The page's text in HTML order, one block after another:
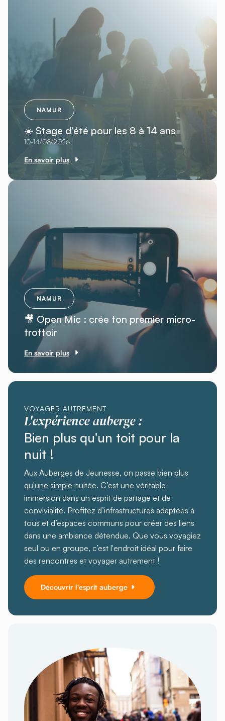
NAMUR
☀️ Stage d’été pour les 8 à 14 ans
10-14/08/2026
En savoir plus
NAMUR
🎥 Open Mic : crée ton premier micro-
trottoir
En savoir plus
VOYAGER AUTREMENT
L'expérience auberge :
Bien plus qu'un toit pour la
nuit !
Aux Auberges de Jeunesse, on passe bien plus
qu'une simple nuitée. C’est une véritable
immersion dans un esprit de partage et de
convivialité. Profitez d’infrastructures adaptées à
tous et d’espaces communs pour créer des liens
dans une ambiance détendue. Que vous voyagiez
seul ou en groupe, c’est l'endroit idéal pour faire
des rencontres et voyager autrement !
Découvrir l'esprit auberge